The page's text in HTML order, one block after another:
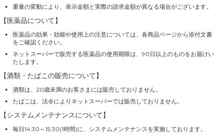
重量の変動により、表示金額と実際の請求金額が異なる場合がございます。
【医薬品について】
医薬品の効果・効能や使用上の注意については、各商品ページから添付文書
をご確認ください。
ネットスーパーで販売する医薬品の使用期限は、90日以上のものをお届けい
たします。
【酒類・たばこの販売について】
酒類は、20歳未満のお客さまには販売しておりません。
たばこは、法令によりネットスーパーでは販売しておりません。
【システムメンテナンスについて】
毎日14:30～15:30(1時間)に、システムメンテナンスを実施しております。